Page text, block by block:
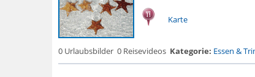
Karte
0 Urlaubsbilder 0 Reisevideos Kategorie: Essen &